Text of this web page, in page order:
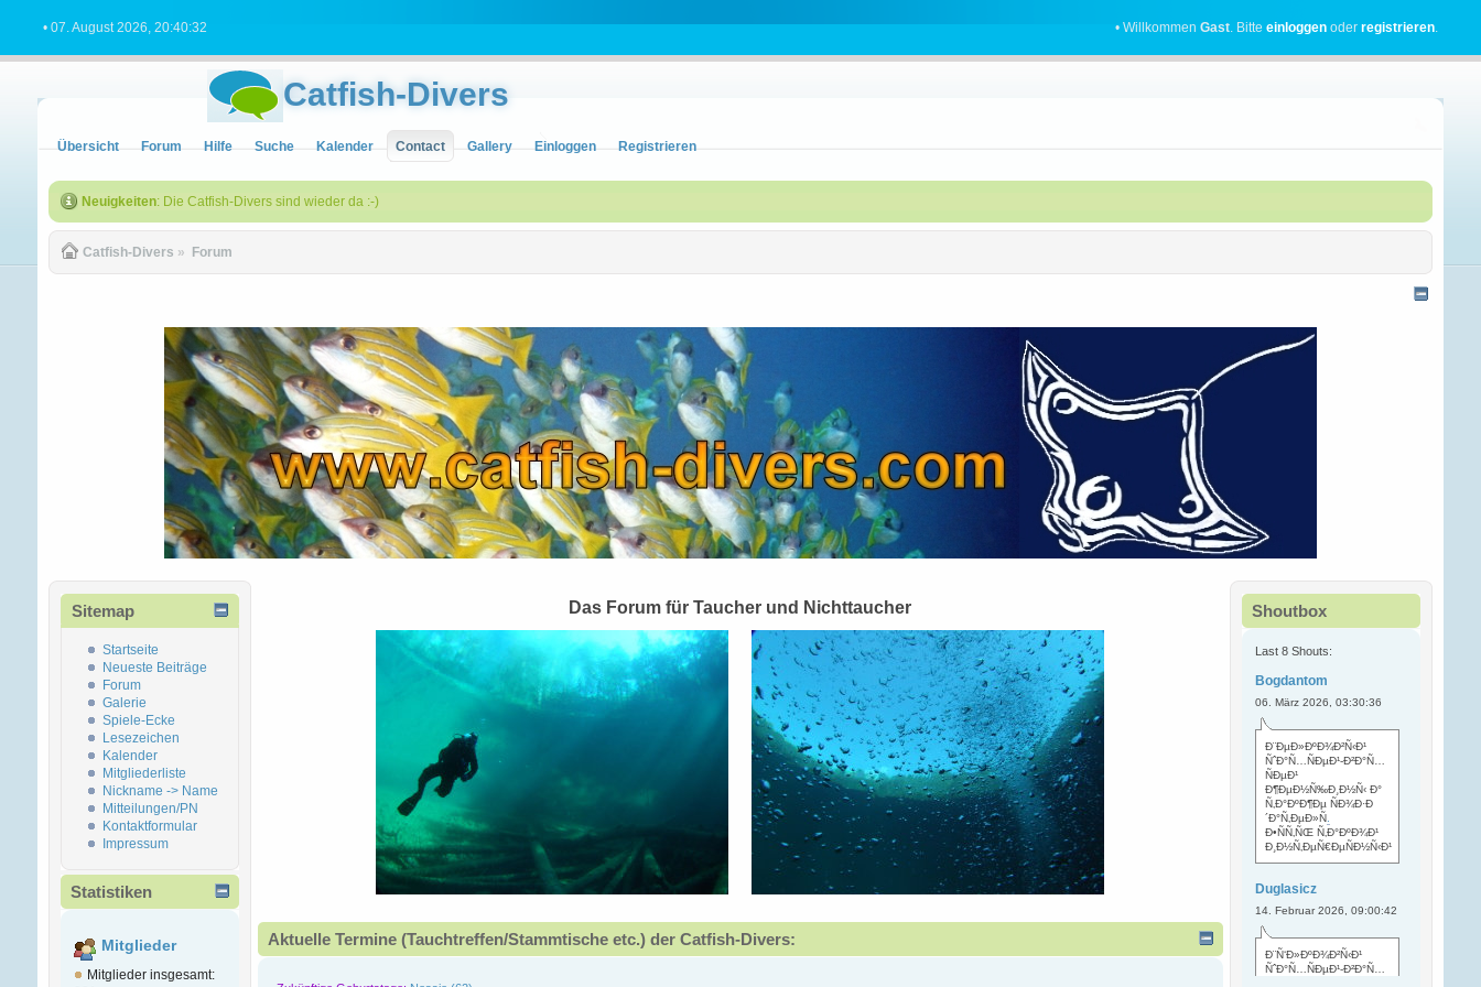
• 07. August 2026, 20:40:32 • WillkommenGast. Bitteeinloggen oderregistrieren.
Catfish-Divers
Übersicht Forum Hilfe Suche Kalender Contact Gallery Einloggen Registrieren
Neuigkeiten: Die Catfish-Divers sind wieder da :-)
Catfish-Divers » Forum
Sitemap
Startseite
Neueste Beiträge
Forum
Galerie
Spiele-Ecke
Lesezeichen
Kalender
Mitgliederliste
Nickname -> Name
Mitteilungen/PN
Kontaktformular
Impressum
Statistiken
Mitglieder
Mitglieder insgesamt:
Das Forum für Taucher und Nichttaucher
Aktuelle Termine (Tauchtreffen/Stammtische etc.) der Catfish-Divers:
Shoutbox
Last 8 Shouts:
Bogdantom
06. März 2026, 03:30:36
Ð¨ÐµÐ»ÐºÐ¾Ð²Ñ‹Ð¹
ÑˆÐ°Ñ…ÑÐµÐ¹-Ð²Ð°Ñ…
ÑÐµÐ¹
Ð¶ÐµÐ½Ñ‰Ð¸Ð½Ñ‹ Ð°
Ñ‚Ð°ÐºÐ¶Ðµ ÑÐ¾Ð·Ð
´Ð°Ñ‚ÐµÐ»Ñ.
Ð•ÑÑ‚ÑŒ Ñ‚Ð°ÐºÐ¾Ð¹
Ð¸Ð½Ñ‚ÐµÑ€ÐµÑÐ½Ñ‹Ð¹
Duglasicz
14. Februar 2026, 09:00:42
Ð¨Ñ‘Ð»ÐºÐ¾Ð²Ñ‹Ð¹
ÑˆÐ°Ñ…ÑÐµÐ¹-Ð²Ð°Ñ…